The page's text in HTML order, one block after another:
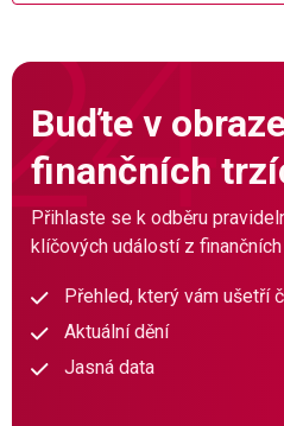
Buďte v
finančních
Přihlaste se k odběru
klíčových událostí z finančních
Přehled, který vám ušetří
Aktuální dění
Jasná data